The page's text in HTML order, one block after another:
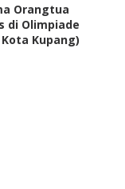
Orangtua
di Olimpiade
Kupang)